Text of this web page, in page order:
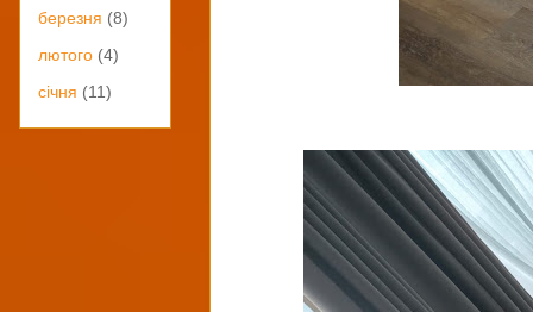
березня (8)
лютого (4)
січня (11)